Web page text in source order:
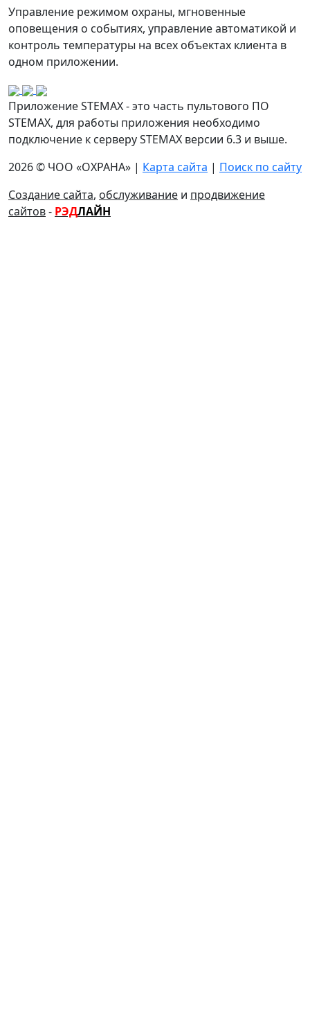
Управление режимом охраны, мгновенные
оповещения о событиях, управление автоматикой и
контроль температуры на всех объектах клиента в
одном приложении.
Приложение STEMAX - это часть пультового ПО
STEMAX, для работы приложения необходимо
подключение к серверу STEMAX версии 6.3 и выше.
2026 © ЧОО «ОХРАНА» | Карта сайта | Поиск по сайту
Создание сайта, обслуживание и продвижение
сайтов- РЭДЛАЙН